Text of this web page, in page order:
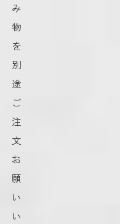
み
物
を
別
途
ご
注
文
お
願
い
い